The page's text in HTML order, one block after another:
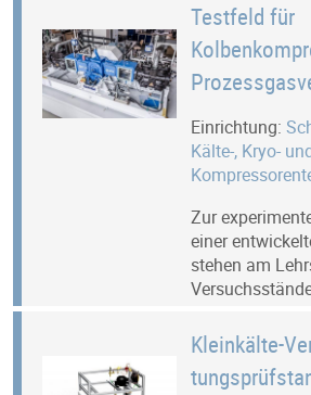
Testfeld für
Einrichtung:
Kälte-, Kryo-
Zur
einer
stehen am
Kleinkälte-Verdichterleis­